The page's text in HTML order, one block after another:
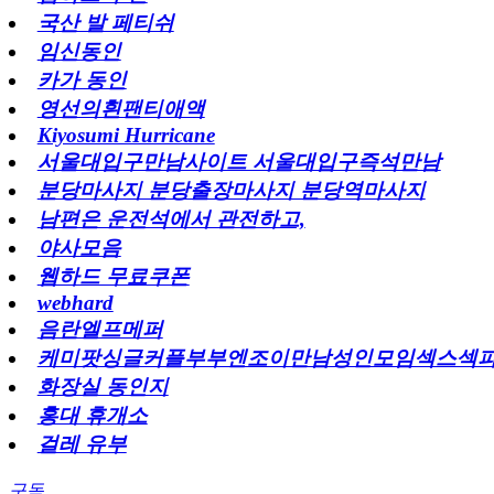
국산 발 페티쉬
임신동인
카가 동인
영선의흰팬티애액
Kiyosumi Hurricane
서울대입구만남사이트 서울대입구즉석만남
분당마사지 분당출장마사지 분당역마사지
남편은 운전석에서 관전하고,
야사모음
웹하드 무료쿠폰
webhard
음란엘프메퍼
케미팟싱글커플부부엔조이만남성인모임섹스섹
화장실 동인지
홍대 휴개소
걸레 유부